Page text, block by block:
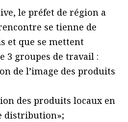
le préfet de région a
se tienne de
et que se mettent
3 groupes de travail :
de l’image des produits
des produits locaux en
distribution»;